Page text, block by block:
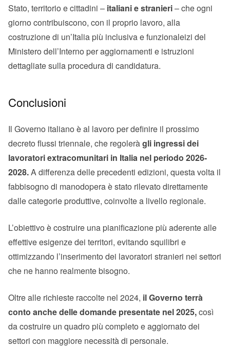
Stato, territorio e cittadini – italiani e stranieri– che ogni
giorno contribuiscono, con il proprio lavoro, alla
costruzione di un’Italia più inclusiva e funzionaleizi del
Ministero dell’Interno per aggiornamenti e istruzioni
dettagliate sulla procedura di candidatura.
Conclusioni
Il Governo italiano è al lavoro per definire il prossimo
decreto flussi triennale, che regoleràgli ingressi dei
lavoratori extracomunitari in Italia nel periodo 2026-
2028.A differenza delle precedenti edizioni, questa volta il
fabbisogno di manodopera è stato rilevato direttamente
dalle categorie produttive, coinvolte a livello regionale.
L’obiettivo è costruire una pianificazione più aderente alle
effettive esigenze dei territori, evitando squilibri e
ottimizzando l’inserimento dei lavoratori stranieri nei settori
che ne hanno realmente bisogno.
Oltre alle richieste raccolte nel 2024, il Governo terrà
conto anche delle domande presentate nel 2025,così
da costruire un quadro più completo e aggiornato dei
settori con maggiore necessità di personale.